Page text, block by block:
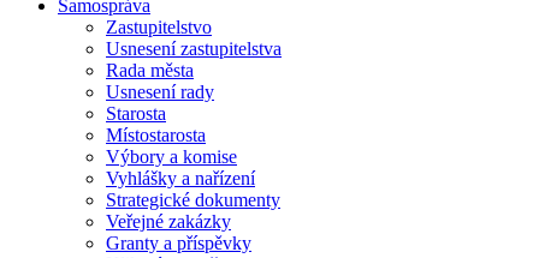
Samospráva
Zastupitelstvo
Usnesení zastupitelstva
Rada města
Usnesení rady
Starosta
Místostarosta
Výbory a komise
Vyhlášky a nařízení
Strategické dokumenty
Veřejné zakázky
Granty a příspěvky